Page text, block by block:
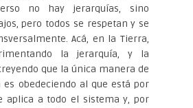
no hay jerarquías, sino
pero todos se respetan y se
Acá, en la Tierra,
la jerarquía, y la
que la única manera de
obedeciendo al que está por
aplica a todo el sistema y, por